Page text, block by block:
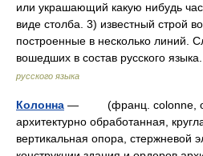
или украшающий какую нибудь
виде столба. 3) известный строй
построенные в несколько линий.
вошедших в состав русского
русского языка
Колонна — (франц. colonne, от
архитектурно обработанная,
вертикальная опора, стержневой